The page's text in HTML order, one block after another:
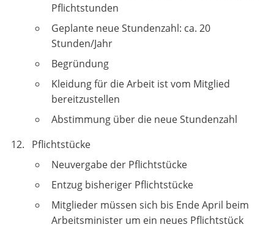
Pflichtstunden
Geplante neue Stundenzahl: ca. 20
Stunden/Jahr
Begründung
Kleidung für die Arbeit ist vom Mitglied
bereitzustellen
Abstimmung über die neue Stundenzahl
Pflichtstücke
Neuvergabe der Pflichtstücke
Entzug bisheriger Pflichtstücke
Mitglieder müssen sich bis Ende April beim
Arbeitsminister um ein neues Pflichtstück